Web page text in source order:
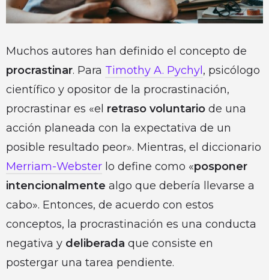
Muchos autores han definido el concepto de
procrastinar. Para Timothy A. Pychyl, psicólogo
científico y opositor de la procrastinación,
procrastinar es «el retraso voluntario de una
acción planeada con la expectativa de un
posible resultado peor». Mientras, el diccionario
Merriam-Webster lo define como «posponer
intencionalmente algo que debería llevarse a
cabo». Entonces, de acuerdo con estos
conceptos, la procrastinación es una conducta
negativa y deliberada que consiste en
postergar una tarea pendiente.